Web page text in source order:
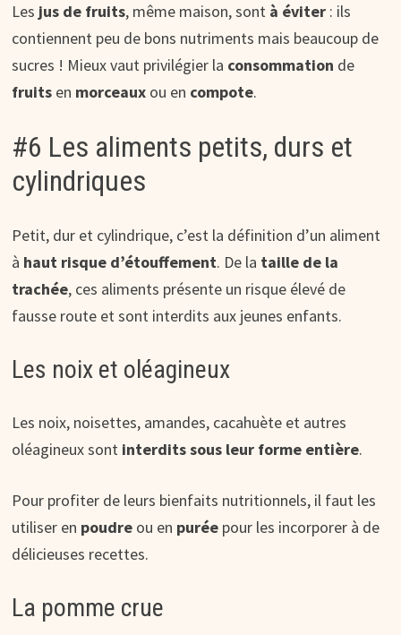
Les jus de fruits, même maison, sont à éviter: ils
contiennent peu de bons nutriments mais beaucoup de
sucres ! Mieux vaut privilégier la consommation de
fruits en morceaux ou en compote.
#6 Les aliments petits, durs et
cylindriques
Petit, dur et cylindrique, c’est la définition d’un aliment
à haut risque d’étouffement. De la taille de la
trachée, ces aliments présente un risque élevé de
fausse route et sont interdits aux jeunes enfants.
Les noix et oléagineux
Les noix, noisettes, amandes, cacahuète et autres
oléagineux sont interdits sous leur forme entière.
Pour profiter de leurs bienfaits nutritionnels, il faut les
utiliser en poudre ou en purée pour les incorporer à de
délicieuses recettes.
La pomme crue